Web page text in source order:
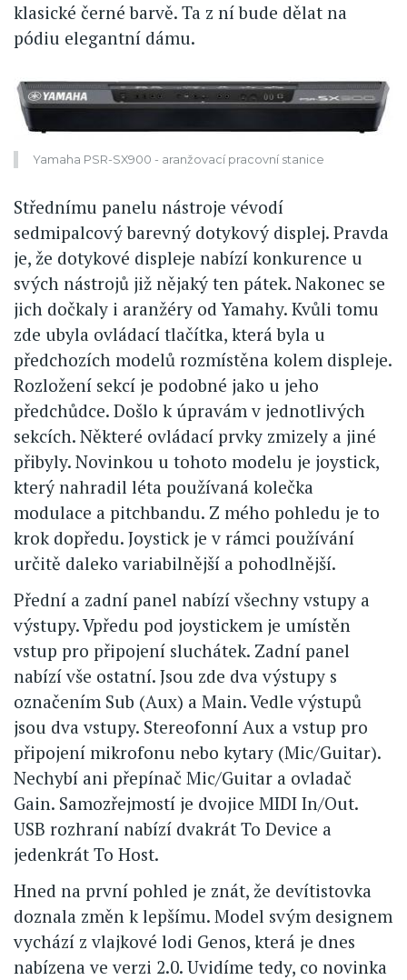
klasické černé barvě. Ta z ní bude dělat na
pódiu elegantní dámu.
Yamaha PSR-SX900 - aranžovací pracovní stanice
Střednímu panelu nástroje vévodí
sedmipalcový barevný dotykový displej. Pravda
je, že dotykové displeje nabízí konkurence u
svých nástrojů již nějaký ten pátek. Nakonec se
jich dočkaly i aranžéry od Yamahy. Kvůli tomu
zde ubyla ovládací tlačítka, která byla u
předchozích modelů rozmístěna kolem displeje.
Rozložení sekcí je podobné jako u jeho
předchůdce. Došlo k úpravám v jednotlivých
sekcích. Některé ovládací prvky zmizely a jiné
přibyly. Novinkou u tohoto modelu je joystick,
který nahradil léta používaná kolečka
modulace a pitchbandu. Z mého pohledu je to
krok dopředu. Joystick je v rámci používání
určitě daleko variabilnější a pohodlnější.
Přední a zadní panel nabízí všechny vstupy a
výstupy. Vpředu pod joystickem je umístěn
vstup pro připojení sluchátek. Zadní panel
nabízí vše ostatní. Jsou zde dva výstupy s
označením Sub (Aux) a Main. Vedle výstupů
jsou dva vstupy. Stereofonní Aux a vstup pro
připojení mikrofonu nebo kytary (Mic/Guitar).
Nechybí ani přepínač Mic/Guitar a ovladač
Gain. Samozřejmostí je dvojice MIDI In/Out.
USB rozhraní nabízí dvakrát To Device a
jedenkrát To Host.
Hned na první pohled je znát, že devítistovka
doznala změn k lepšímu. Model svým designem
vychází z vlajkové lodi Genos, která je dnes
nabízena ve verzi 2.0. Uvidíme tedy, co novinka